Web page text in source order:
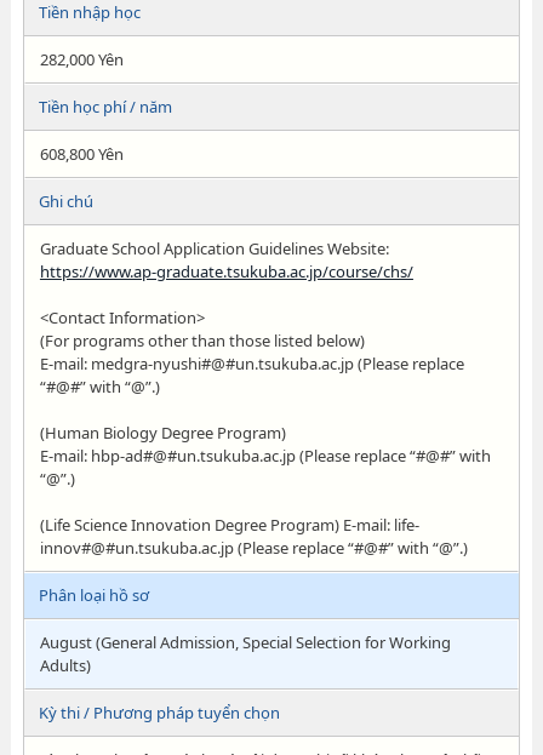
Tiền nhập học
282,000 Yên
Tiền học phí / năm
608,800 Yên
Ghi chú
Graduate School Application Guidelines Website:
https://www.ap-graduate.tsukuba.ac.jp/course/chs/
<Contact Information>
(For programs other than those listed below)
E-mail: medgra-nyushi#@#un.tsukuba.ac.jp (Please replace
“#@#” with “@”.)
(Human Biology Degree Program)
E-mail: hbp-ad#@#un.tsukuba.ac.jp (Please replace “#@#” with
“@”.)
(Life Science Innovation Degree Program) E-mail: life-
innov#@#un.tsukuba.ac.jp (Please replace “#@#” with “@”.)
Phân loại hồ sơ
August (General Admission, Special Selection for Working
Adults)
Kỳ thi / Phương pháp tuyển chọn